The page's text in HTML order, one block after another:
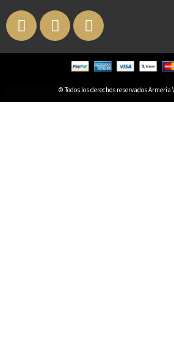
© Todos los derechos reservados